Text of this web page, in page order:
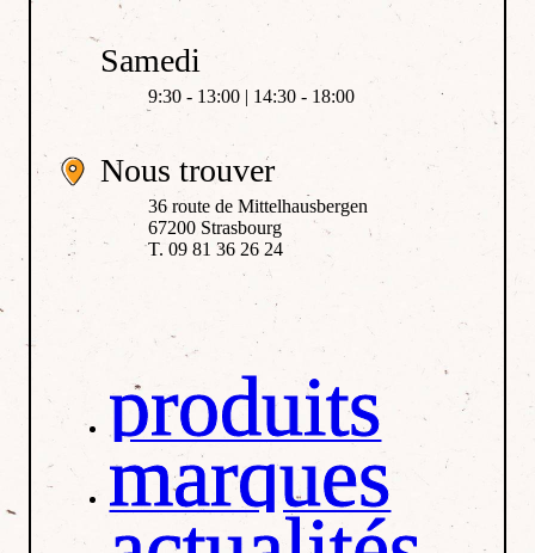
Samedi
9:30 - 13:00 | 14:30 - 18:00
Nous trouver
36 route de Mittelhausbergen
67200 Strasbourg
T. 09 81 36 26 24
produits
marques